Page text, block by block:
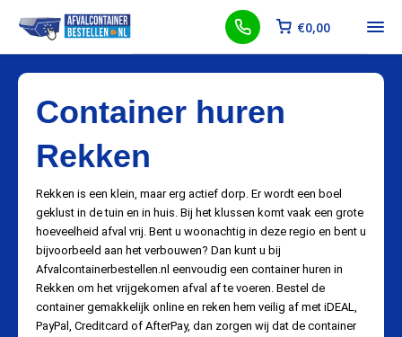
€0,00
Container huren
Rekken
Rekken is een klein, maar erg actief dorp. Er wordt een boel
geklust in de tuin en in huis. Bij het klussen komt vaak een grote
hoeveelheid afval vrij. Bent u woonachtig in deze regio en bent u
bijvoorbeeld aan het verbouwen? Dan kunt u bij
Afvalcontainerbestellen.nl eenvoudig een container huren in
Rekken om het vrijgekomen afval af te voeren. Bestel de
container gemakkelijk online en reken hem veilig af met iDEAL,
PayPal, Creditcard of AfterPay, dan zorgen wij dat de container